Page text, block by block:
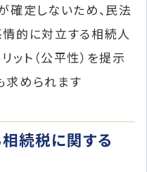
確定しないため、民法
的に対立する相続人
ット（公平性）を提示
求められます
続税に関する